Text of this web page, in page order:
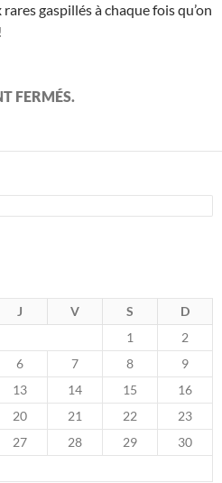
gaspillés à chaque fois qu’on
FERMÉS.
J V S
D
1
2
6 7 8
9
13 14 15
16
20 21 22
23
27 28 29
30